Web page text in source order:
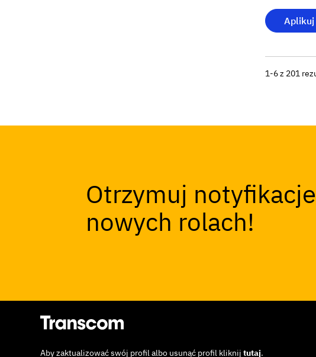
Aplikuj
1-6 z 201
Otrzymuj
nowych rolach!
Aby zaktualizować swój profil albo usunąć profil kliknij tutaj.